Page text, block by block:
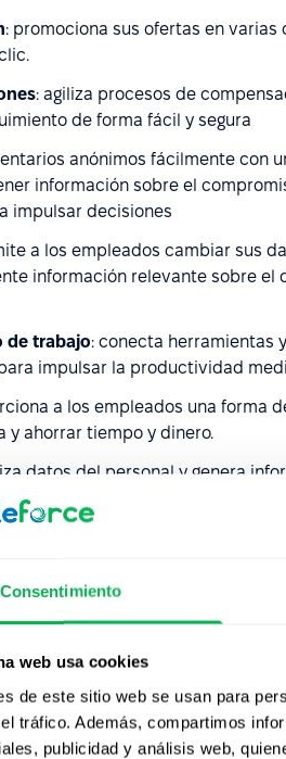
Consentimiento
web usa cookies
de este sitio web se usan para
tráfico. Además, compartimos
publicidad y análisis web,
: promociona sus ofertas en
: agiliza procesos de
de forma fácil y segura
anónimos fácilmente con
información sobre el
impulsar decisiones
a los empleados cambiar sus
información relevante sobre el
de trabajo: conecta herramientas
impulsar la productividad
a los empleados una forma
y ahorrar tiempo y dinero.
datos del personal y genera
con un sistema de permisos
con varias herramientas,
integración de Zapier ofrece aún
de